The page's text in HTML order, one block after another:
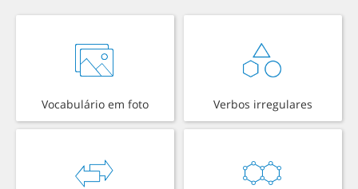
Vocabulário em foto Verbos irregulares